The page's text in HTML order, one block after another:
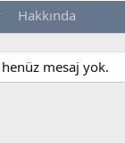
Hakkında
mesaj yok.